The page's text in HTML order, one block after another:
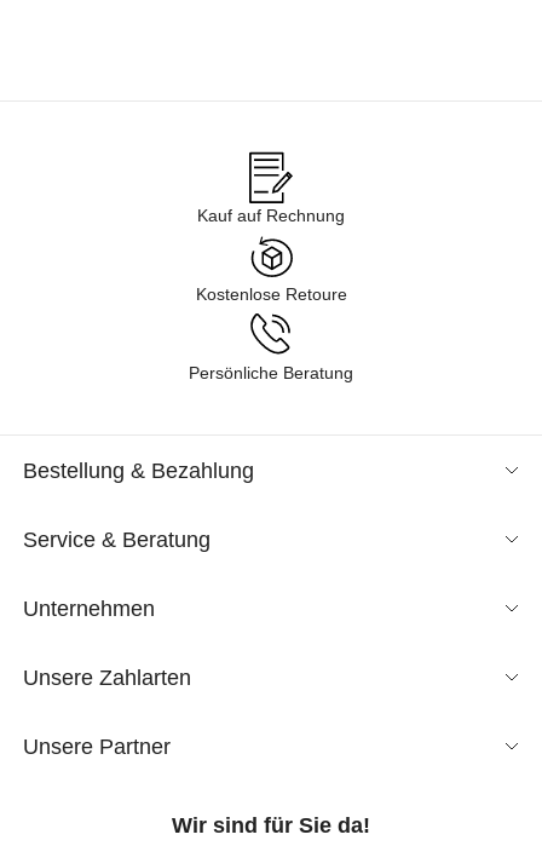
Kauf auf Rechnung
Kostenlose Retoure
Persönliche Beratung
Bestellung & Bezahlung
Service & Beratung
Unternehmen
Unsere Zahlarten
Unsere Partner
Wir sind für Sie da!